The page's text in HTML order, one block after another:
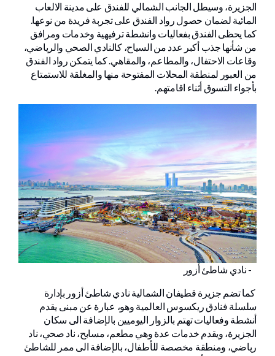
الجزيرة، وسيطل الجانب الشمالي للفندق على مدينة الالعاب
المائية لضمان حصول رواد الفندق على تجربة فريدة من نوعها.
كما يحظى الفندق بفعاليات وانشطة ترفيهية وخدمات ومرافق
من شأنها جذب أكبر عدد من السياح، كالنادي الصحي والرياضي،
وقاعات الاحتفال، والمطاعم، والمقاهي. كما يتمكن رواد الفندق
من العبور لمنطقة المحلات المفتوحة منها والمغلقة للاستمتاع
بأجواء التسوق أثناء اقامتهم.
- نادي شاطئ أزور
كما تضم جزيرة قطيفان الشمالية نادي شاطئ أزور بإدارة
سلسلة فنادق ريكسوس العالمية وهو، عبارة عن مبنى يقدم
أنشطة وفعاليات تهتم بالزوار اليوميين بالإضافة الى سكان
الجزيرة، ويقدم خدمات عدة وهي مطعم، مسابح، ناد صحي، ناد
رياضي، ومنطقة مخصصة للأطفال، بالإضافة الى ممر للشاطئ